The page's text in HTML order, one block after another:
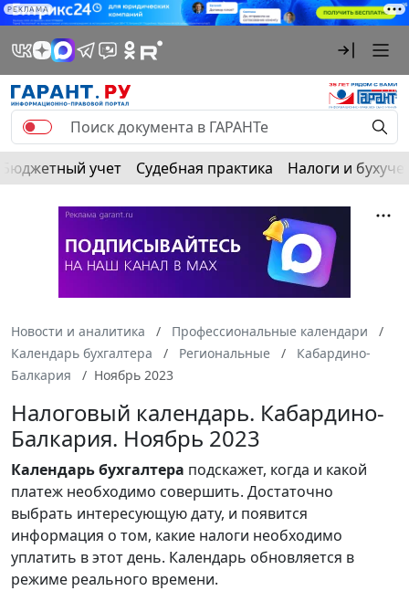
РЕКЛАМА
Бюджетный учет Судебная практика Налоги и
Новости и аналитика
Профессиональные календари
Календарь бухгалтера
Региональные
Кабардино-
Балкария
Ноябрь 2023
Налоговый календарь. Кабардино-
Балкария. Ноябрь 2023
Календарьбухгалтера подскажет, когда и какой
платеж необходимо совершить. Достаточно
выбрать интересующую дату, и появится
информация о том, какие налоги необходимо
уплатить в этот день. Календарь обновляется в
режиме реального времени.